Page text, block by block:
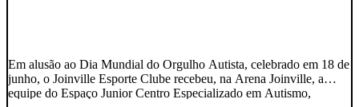
Em alusão ao Dia Mundial do Orgulho Autista, celebrado em 18 de
junho, o Joinville Esporte Clube recebeu, na Arena Joinville, a
equipe do Espaço Junior Centro Especializado em Autismo,